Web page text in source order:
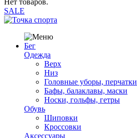
Нет товаров.
SALE
Бег
Одежда
Верх
Низ
Головные уборы, перчатки
Бафы, балаклавы, маски
Носки, гольфы, гетры
Обувь
Шиповки
Кроссовки
Аксессуары